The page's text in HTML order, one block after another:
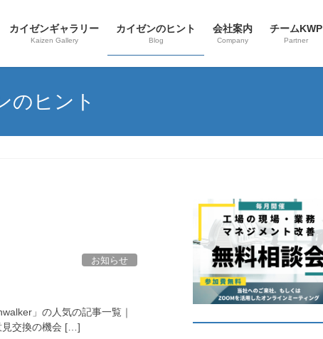
カイゼンギャラリー
Kaizen Gallery
カイゼンのヒント
Blog
会社案内
Company
チームKWP
Partner
のヒント
お知らせ
」の人気の記事一覧｜
見交換の機会 […]